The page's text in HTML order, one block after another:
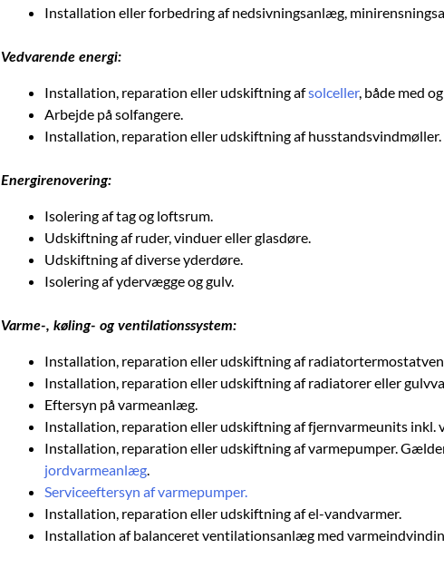
Installation eller forbedring af nedsivningsanlæg,
Vedvarende energi:
Installation, reparation eller udskiftning afsolceller, både med
Arbejde på solfangere.
Installation, reparation eller udskiftning af husstandsvindmøller.
Energirenovering:
Isolering af tag og loftsrum.
Udskiftning af ruder, vinduer eller glasdøre.
Udskiftning af diverse yderdøre.
Isolering af ydervægge og gulv.
Varme-, køling- og ventilationssystem:
Installation, reparation eller udskiftning af
Installation, reparation eller udskiftning af radiatorer eller
Eftersyn på varmeanlæg.
Installation, reparation eller udskiftning af fjernvarmeunits inkl.
Installation, reparation eller udskiftning af varmepumper.
jordvarmeanlæg.
Serviceeftersyn af varmepumper.
Installation, reparation eller udskiftning af el-vandvarmer.
Installation af balanceret ventilationsanlæg med